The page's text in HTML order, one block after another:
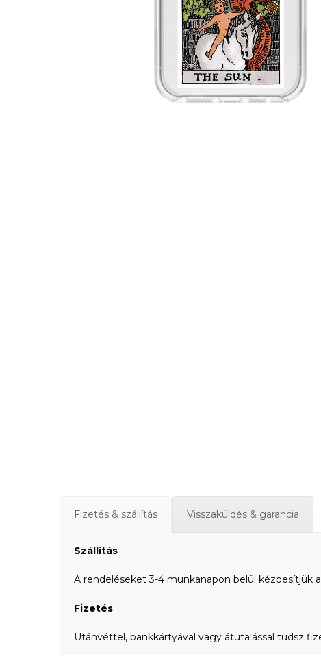
Fizetés & szállítás Visszaküldés & garancia
Szállítás
A rendeléseket 3-4 munkanapon belül kézbesítjük
Fizetés
Utánvéttel, bankkártyával vagy átutalással tudsz